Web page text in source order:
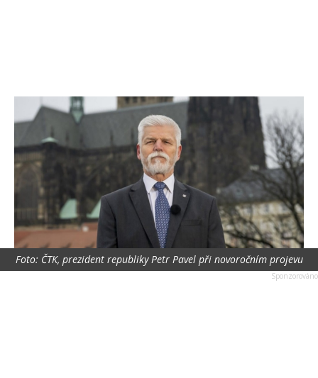
Foto: ČTK, prezident republiky Petr Pavel při novoročním projevu